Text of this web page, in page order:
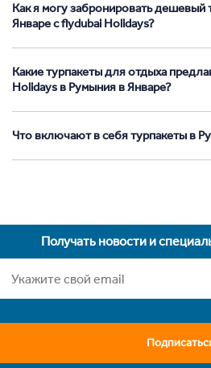
Как я могу забронировать дешевый
Январе с flydubai Holidays?
Какие турпакеты для отдыха
Holidays в Румыния в Январе?
Что включают в себя турпакеты в
Получать новости и